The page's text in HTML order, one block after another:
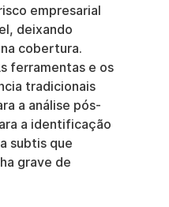
empresarial
deixando
cobertura.
ferramentas e os
tradicionais
a análise pós-
a identificação
subtis que
grave de